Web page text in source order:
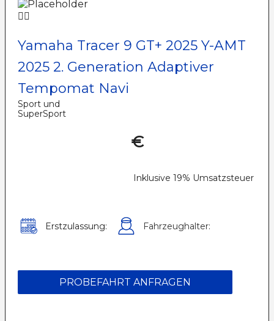
Yamaha Tracer 9 GT+ 2025 Y-AMT
2025 2. Generation Adaptiver
Tempomat Navi
Sport und
SuperSport
€
Inklusive 19% Umsatzsteuer
Erstzulassung: Fahrzeughalter:
PROBEFAHRT ANFRAGEN